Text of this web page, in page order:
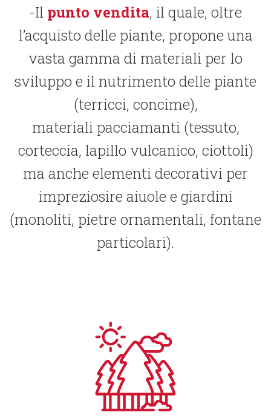
Il punto vendita, il quale, oltre
l’acquisto delle piante, propone una
vasta gamma di materiali per lo
sviluppo e il nutrimento delle piante
(terricci, concime),
materiali pacciamanti (tessuto,
corteccia, lapillo vulcanico, ciottoli)
ma anche elementi decorativi per
impreziosire aiuole e giardini
(monoliti, pietre ornamentali, fontane
particolari).